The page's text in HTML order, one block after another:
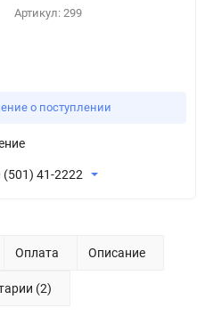
Артикул: 299
о поступлении
(501) 41-2222
Оплата Описание
(2)